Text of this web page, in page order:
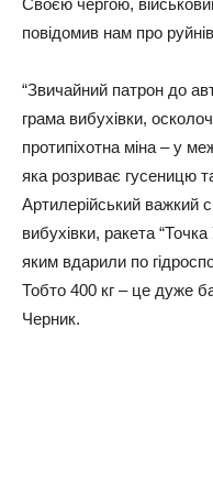
Своєю чергою,
повідомив нам про
“Звичайний патрон до
грама вибухівки,
протипіхотна міна – у
яка розриває гусеницю
Артилерійський важкий
вибухівки, ракета
яким вдарили по
Тобто 400 кг – це дуже
Черник.